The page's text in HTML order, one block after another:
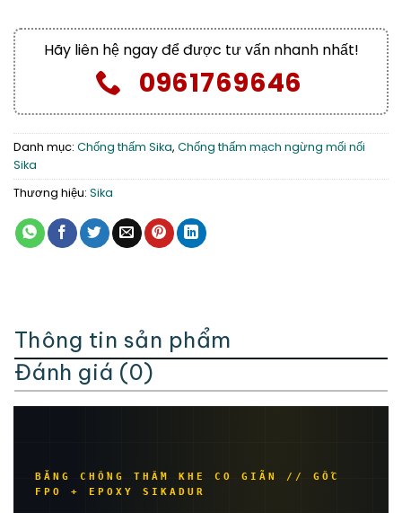
Hãy liên hệ ngay để được tư vấn nhanh nhất!
0961769646
Danh mục: Chống thấm Sika, Chống thấm mạch ngừng mối nối
Sika
Thương hiệu: Sika
Thông tin sản phẩm
Đánh giá (0)
BĂNG CHỐNG THẤM KHE CO GIÃN // GỐC
FPO + EPOXY SIKADUR